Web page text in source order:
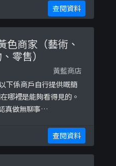
belongstoj.0301/
23481 ...
查閱資料
色商家（藝術、
零售）
黃藍商店
下係商戶自行提供嘅簡
哪裡是能夠看得見的。
真做無聊事
wastetimewastel
www.face
...
查閱資料